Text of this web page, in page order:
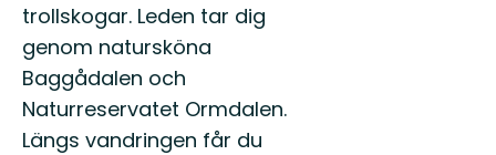
trollskogar. Leden tar dig
genom natursköna
Baggådalen och
Naturreservatet Ormdalen.
Längs vandringen får du